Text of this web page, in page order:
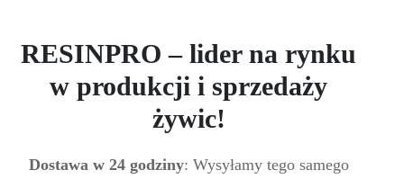
RESINPRO – lider na rynku
w produkcji i sprzedaży
żywic!
Dostawa w 24 godziny: Wysyłamy tego samego